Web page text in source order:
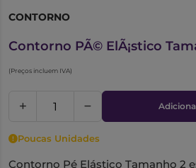
CONTORNO
Contorno PÃ© ElÃ¡stico
(Preços incluem IVA)
Poucas Unidades
Contorno Pé Elástico Tamanho 2